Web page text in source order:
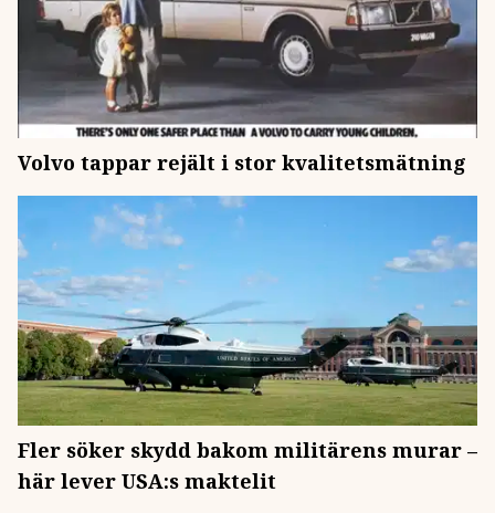
Volvo tappar rejält i stor kvalitetsmätning
Fler söker skydd bakom militärens murar –
här lever USA:s maktelit